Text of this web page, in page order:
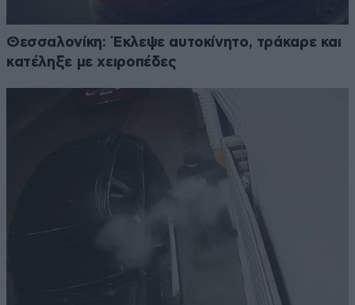
Θεσσαλονίκη: Έκλεψε αυτοκίνητο, τράκαρε και
κατέληξε με χειροπέδες